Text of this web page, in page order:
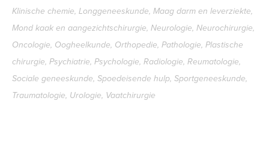
Klinische chemie, Longgeneeskunde, Maag darm en leverziekte,
Mond kaak en aangezichtschirurgie, Neurologie, Neurochirurgie,
Oncologie, Oogheelkunde, Orthopedie, Pathologie, Plastische
chirurgie, Psychiatrie, Psychologie, Radiologie, Reumatologie,
Sociale geneeskunde, Spoedeisende hulp, Sportgeneeskunde,
Traumatologie, Urologie, Vaatchirurgie